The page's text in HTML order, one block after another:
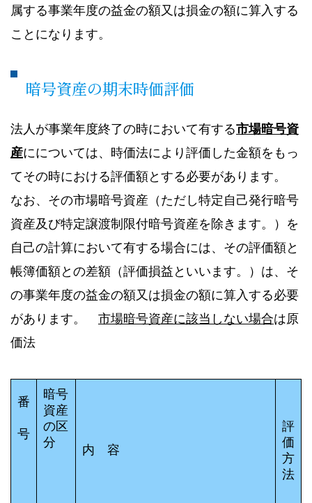
属する事業年度の益金の額又は損金の額に算入する
ことになります。
暗号資産の期末時価評価
法人が事業年度終了の時において有する市場暗号資
産にについては、時価法により評価した金額をもっ
てその時における評価額とする必要があります。
なお、その市場暗号資産（ただし特定自己発行暗号
資産及び特定譲渡制限付暗号資産を除きます。）を
自己の計算において有する場合には、その評価額と
帳簿価額との差額（評価損益といいます。）は、そ
の事業年度の益金の額又は損金の額に算入する必要
があります。 市場暗号資産に該当しない場合は原
価法
番
号
暗号
資産
の区
分
内 容
評
価
方
法